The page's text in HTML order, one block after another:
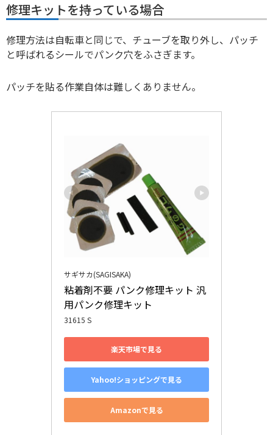
修理キットを持っている場合
修理方法は自転車と同じで、チューブを取り外し、パッチ
と呼ばれるシールでパンク穴をふさぎます。
パッチを貼る作業自体は難しくありません。
サギサカ(SAGISAKA)
粘着剤不要 パンク修理キット 汎
用パンク修理キット
31615 S
楽天市場で見る
Yahoo!ショッピングで見る
Amazonで見る